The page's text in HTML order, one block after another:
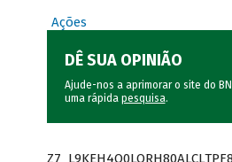
Ações
DÊ SUA OPINIÃO
Ajude-nos a aprimorar o site do
uma rápida pesquisa.